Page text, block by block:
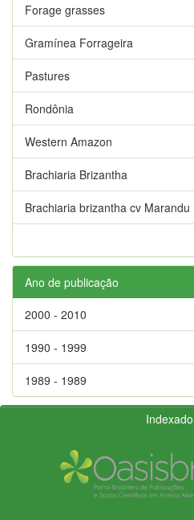
Forage grasses
Gramínea Forrageira
Pastures
Rondônia
Western Amazon
Brachiaria Brizantha
Brachiaria brizantha cv Marandu
Ano de publicação
2000 - 2010
1990 - 1999
1989 - 1989